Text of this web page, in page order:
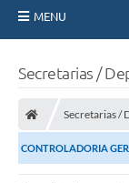
MENU
Secretarias
Serviços Online
Secretarias /
Secretarias /
CONTROLADORIA